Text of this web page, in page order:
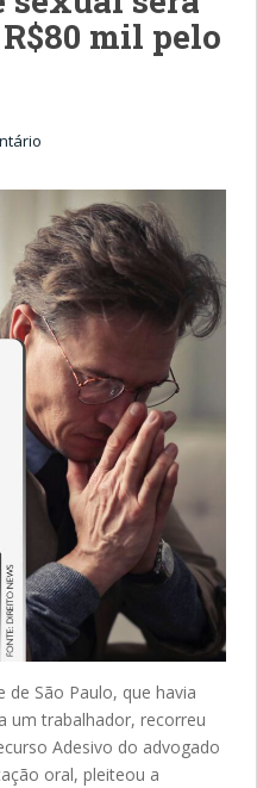
mil pelo
São Paulo, que havia
um trabalhador, recorreu
Adesivo do advogado
oral, pleiteou a